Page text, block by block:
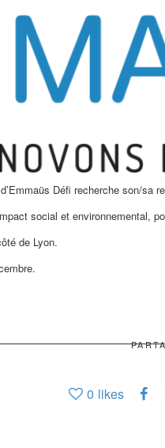
Défi recherche son/sa
social et environnemental,
de Lyon.
0 likes